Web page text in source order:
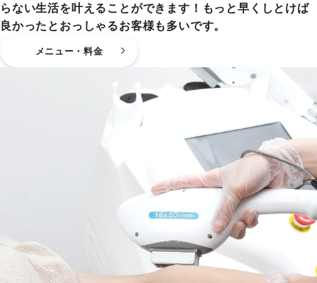
らない生活を叶えることができます！もっと早くしとけば
良かったとおっしゃるお客様も多いです。
メニュー・料金